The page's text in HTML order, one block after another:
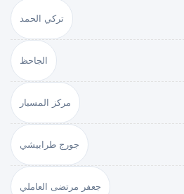
تركي الحمد
الجاحظ
مركز المسبار
جورج طرابيشي
جعفر مرتضى العاملي